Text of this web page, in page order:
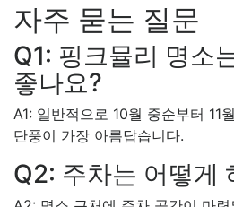
자주 묻는 질문
Q1: 핑크뮬리 명소
좋나요?
A1: 일반적으로 10월 중순부터 11
단풍이 가장 아름답습니다.
Q2: 주차는 어떻게